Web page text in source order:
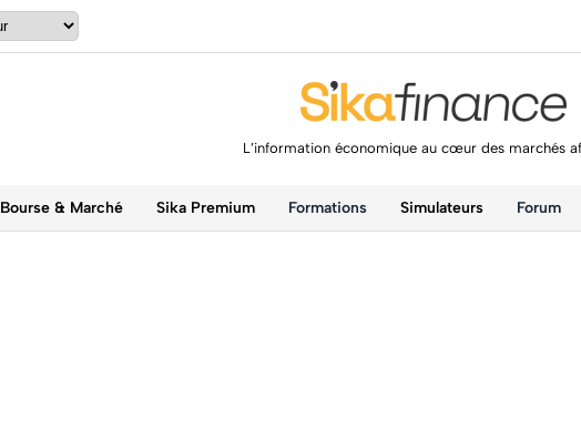
L’information économique au cœur des marchés
Bourse & Marché Sika Premium Formations Simulateurs Forum